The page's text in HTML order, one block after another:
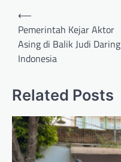
Post
navigation
⟵
Pemerintah Kejar Aktor
Asing di Balik Judi Daring
Indonesia
Related Posts